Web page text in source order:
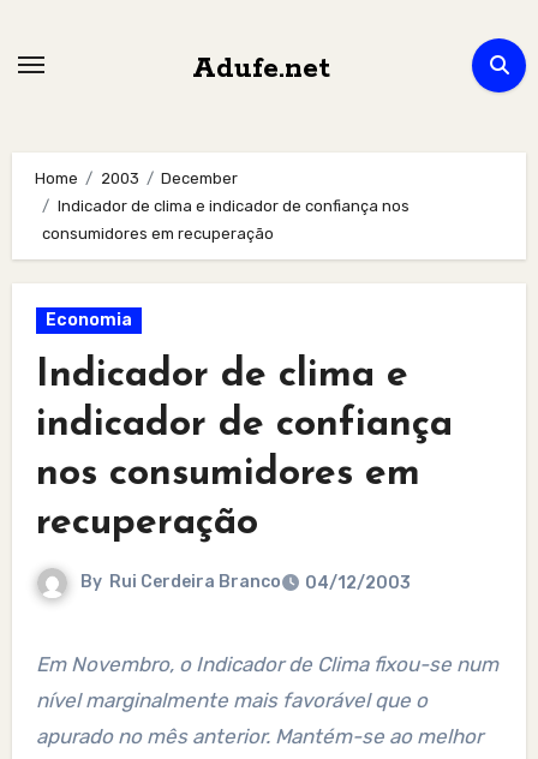
Adufe.net
Home 2003
December
Indicador de clima e indicador de confiança nos
consumidores em recuperação
Economia
Indicador de clima e
indicador de confiança
nos consumidores em
recuperação
By Rui Cerdeira Branco 04/12/2003
Em Novembro, o Indicador de Clima fixou-se num
nível marginalmente mais favorável que o
apurado no mês anterior. Mantém-se ao melhor